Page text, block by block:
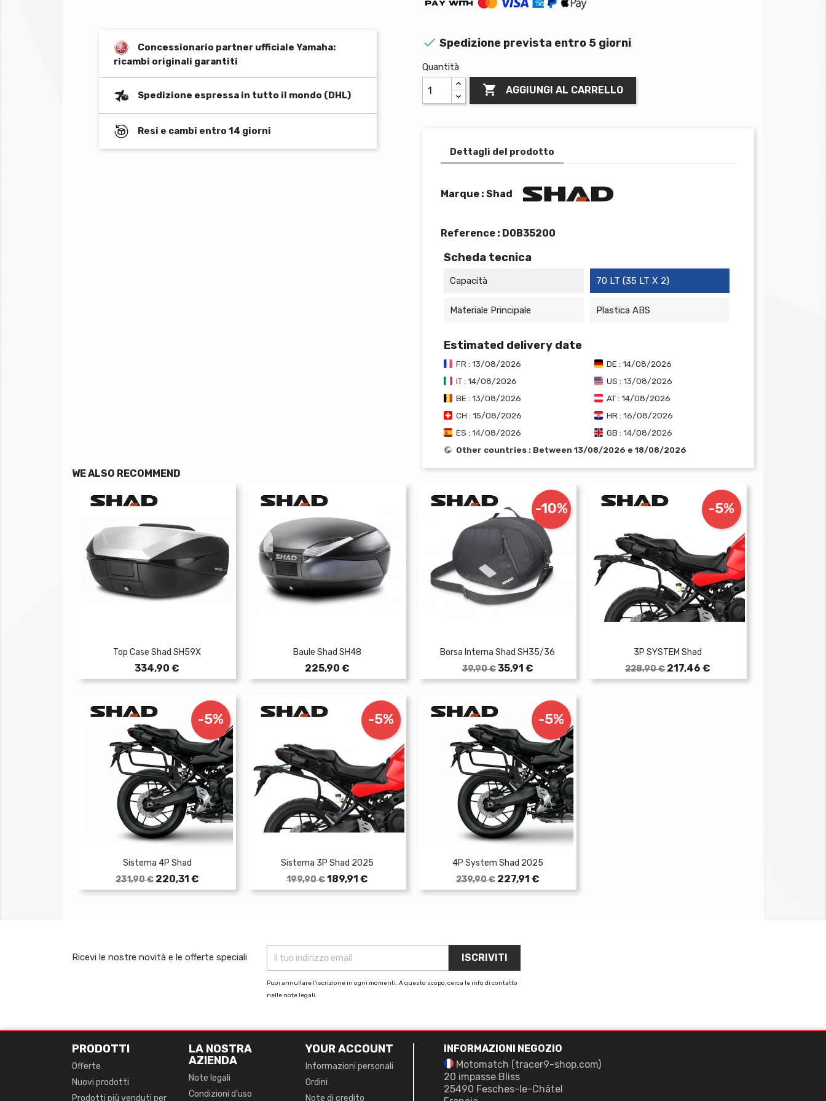
Concessionario partner ufficiale Yamaha:
ricambi originali garantiti
Spedizione espressa in tutto il mondo (DHL)
Resi e cambi entro 14 giorni
 Spedizione prevista entro 5 giorni
Quantità
 AGGIUNGI AL CARRELLO
Dettagli del prodotto
Marque : Shad
Reference : D0B35200
Scheda tecnica
Capacità 70 LT (35 LT X 2)
Materiale Principale Plastica ABS
Estimated delivery date
FR : 13/08/2026
DE : 14/08/2026
IT : 14/08/2026
US : 13/08/2026
BE : 13/08/2026
AT : 14/08/2026
CH : 15/08/2026
HR : 16/08/2026
ES : 14/08/2026
GB : 14/08/2026
Other countries : Between 13/08/2026 e 18/08/2026
WE ALSO RECOMMEND
Top Case Shad SH59X
Prezzo
334,90 €
Baule Shad SH48
Prezzo
225,90 €
Borsa Interna Shad SH35/36
Prezzo
base
39,90 €
-10%
Prezzo
35,91 €
3P SYSTEM Shad
Prezzo
base
228,90 €
-5%
Prezzo
217,46 €
Sistema 4P Shad
Prezzo
base
231,90 €
-5%
Prezzo
220,31 €
Sistema 3P Shad 2025
Prezzo
base
199,90 €
-5%
Prezzo
189,91 €
4P System Shad 2025
Prezzo
base
239,90 €
-5%
Prezzo
227,91 €
Ricevi le nostre novità e le offerte speciali
Puoi annullare l'iscrizione in ogni momenti. A questo scopo, cerca le info di contatto
nelle note legali.
PRODOTTI
Offerte
Nuovi prodotti
Prodotti più venduti per
LA NOSTRA
AZIENDA
Note legali
Condizioni d'uso
YOUR ACCOUNT
Informazioni personali
Ordini
Note di credito
INFORMAZIONI NEGOZIO
Motomatch (tracer9-shop.com)
20 impasse Bliss
25490 Fesches-le-Châtel